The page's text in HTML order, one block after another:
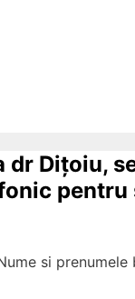
dr Dițoiu,
si